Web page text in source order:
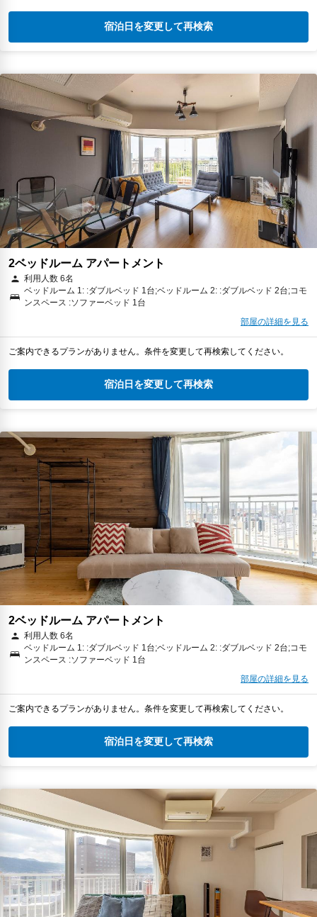
宿泊日を変更して再検索
2ベッドルーム アパートメント
利用人数 6名
ベッドルーム 1: :ダブルベッド 1台;ベッドルーム 2: :ダブルベッド 2台;コモ
ンスペース :ソファーベッド 1台
部屋の詳細を見る
ご案内できるプランがありません。条件を変更して再検索してください。
宿泊日を変更して再検索
2ベッドルーム アパートメント
利用人数 6名
ベッドルーム 1: :ダブルベッド 1台;ベッドルーム 2: :ダブルベッド 2台;コモ
ンスペース :ソファーベッド 1台
部屋の詳細を見る
ご案内できるプランがありません。条件を変更して再検索してください。
宿泊日を変更して再検索